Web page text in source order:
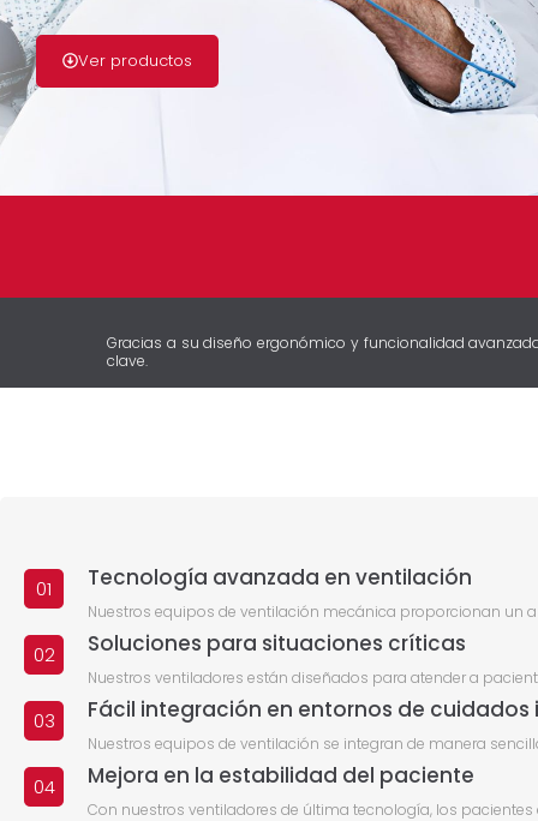
Ver productos
Gracias a su diseño ergonómico y funcionalidad
clave.
01 Tecnología avanzada en ventilación
Nuestros equipos de ventilación mecánica proporcionan un
02 Soluciones para situaciones críticas
Nuestros ventiladores están diseñados para atender a
03 Fácil integración en entornos de cuidados
Nuestros equipos de ventilación se integran de manera
04 Mejora en la estabilidad del paciente
Con nuestros ventiladores de última tecnología, los